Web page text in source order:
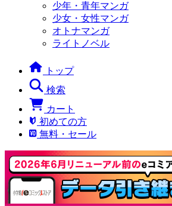
少年・青年マンガ
少女・女性マンガ
オトナマンガ
ライトノベル
トップ
検索
カート
初めての方
無料・セール